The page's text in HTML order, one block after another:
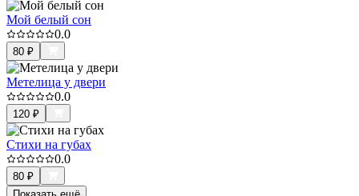
Мой белый сон
0.0
80 ₽
Метелица у двери
0.0
120 ₽
Стихи на губах
0.0
80 ₽